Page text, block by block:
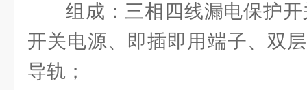
组成：三相四线漏电保护
开关电源、即插即用端子、双
导轨；